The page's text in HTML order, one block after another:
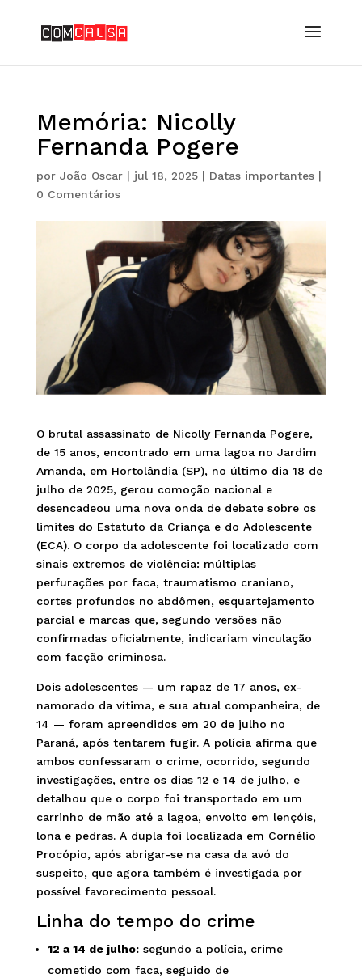
Memória: Nicolly
Fernanda Pogere
por João Oscar| jul 18, 2025| Datas importantes|
0 Comentários
O brutal assassinato de Nicolly Fernanda Pogere,
de 15 anos, encontrado em uma lagoa no Jardim
Amanda, em Hortolândia (SP), no último dia 18 de
julho de 2025, gerou comoção nacional e
desencadeou uma nova onda de debate sobre os
limites do Estatuto da Criança e do Adolescente
(ECA). O corpo da adolescente foi localizado com
sinais extremos de violência: múltiplas
perfurações por faca, traumatismo craniano,
cortes profundos no abdômen, esquartejamento
parcial e marcas que, segundo versões não
confirmadas oficialmente, indicariam vinculação
com facção criminosa.
Dois adolescentes — um rapaz de 17 anos, ex-
namorado da vítima, e sua atual companheira, de
14 — foram apreendidos em 20 de julho no
Paraná, após tentarem fugir. A polícia afirma que
ambos confessaram o crime, ocorrido, segundo
investigações, entre os dias 12 e 14 de julho, e
detalhou que o corpo foi transportado em um
carrinho de mão até a lagoa, envolto em lençóis,
lona e pedras. A dupla foi localizada em Cornélio
Procópio, após abrigar-se na casa da avó do
suspeito, que agora também é investigada por
possível favorecimento pessoal.
Linha do tempo do crime
12 a 14 de julho:segundo a polícia, crime
cometido com faca, seguido de